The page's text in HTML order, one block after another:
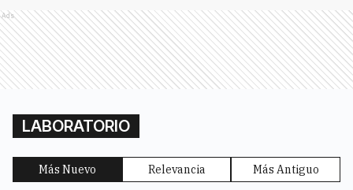
Ads
LABORATORIO
Más Nuevo Relevancia Más Antiguo